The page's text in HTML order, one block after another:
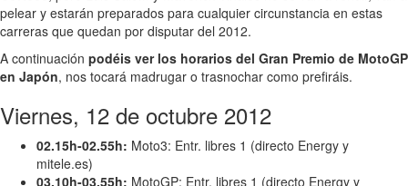
pelear y estarán preparados para cualquier circunstancia en estas
carreras que quedan por disputar del 2012.
A continuación podéis ver los horarios del Gran Premio de MotoGP
en Japón, nos tocará madrugar o trasnochar como prefiráis.
Viernes, 12 de octubre 2012
02.15h-02.55h: Moto3: Entr. libres 1 (directo Energy y
mitele.es)
03.10h-03.55h: MotoGP: Entr. libres 1 (directo Energy y